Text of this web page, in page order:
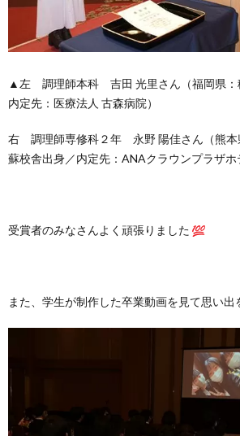
▲左 調理師本科 吉田 光里さん（福岡県：
内定先：医療法人 古森病院）
右 調理師専修科２年 永野 陽佳さん（熊
蘇校舎出身／内定先：ANAクラウンプラザホ
受賞者のみなさんよく頑張りました
また、学生が制作した卒業動画を見て思い出